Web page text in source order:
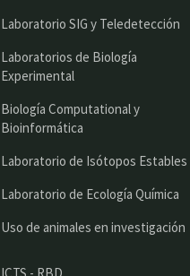
Laboratorio SIG y Teledetección
Laboratorios de Biología
Experimental
Biología Computational y
Bioinformática
Laboratorio de Isótopos Estables
Laboratorio de Ecología Química
Uso de animales en investigación